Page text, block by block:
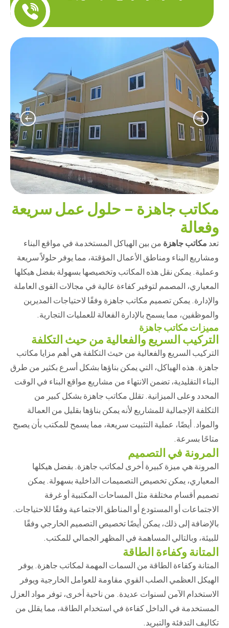
اليوم؟
مكاتب جاهزة – حلول عمل سريعة
وفعالة
تعد مكاتب جاهزة من بين الهياكل المستخدمة في مواقع البناء
ومشاريع البناء ومناطق الأعمال المؤقتة، مما يوفر حلولاً سريعة
وعملية. يمكن نقل هذه المكاتب وتخصيصها بسهولة بفضل هيكلها
المعياري، المصمم لتوفير كفاءة عالية في مجالات القوى العاملة
والإدارة. يمكن تصميم مكاتب جاهزة وفقًا لاحتياجات المديرين
والموظفين، مما يسمح بالإدارة الفعالة للعمليات التجارية.
مميزات مكاتب جاهزة
التركيب السريع والفعالية من حيث التكلفة
التركيب السريع والفعالية من حيث التكلفة هي أهم مزايا مكاتب
جاهزة. هذه الهياكل، التي يمكن بناؤها بشكل أسرع بكثير من طرق
البناء التقليدية، تضمن الانتهاء من مشاريع مواقع البناء في الوقت
المحدد وعلى الميزانية. تقلل مكاتب جاهزة بشكل كبير من
التكلفة الإجمالية للمشاريع لأنه يمكن بناؤها بقليل من العمالة
والمواد. أيضًا، عملية التثبيت سريعة، مما يسمح للمكتب بأن يصبح
متاحًا بسرعة.
المرونة في التصميم
المرونة هي ميزة كبيرة أخرى لمكاتب جاهزة. بفضل هيكلها
المعياري، يمكن تخصيص التصميمات الداخلية بسهولة. يمكن
تصميم أقسام مختلفة مثل المساحات المكتبية أو غرفة
الاجتماعات أو المستودع أو المناطق الاجتماعية وفقًا للاحتياجات.
بالإضافة إلى ذلك، يمكن أيضًا تخصيص التصميم الخارجي وفقًا
للبيئة، وبالتالي المساهمة في المظهر الجمالي للمكتب.
المتانة وكفاءة الطاقة
المتانة وكفاءة الطاقة من السمات المهمة لمكاتب جاهزة. يوفر
الهيكل العظمي الصلب القوي مقاومة للعوامل الخارجية ويوفر
الاستخدام الآمن لسنوات عديدة. من ناحية أخرى، توفر مواد العزل
المستخدمة في الداخل كفاءة في استخدام الطاقة، مما يقلل من
تكاليف التدفئة والتبريد.